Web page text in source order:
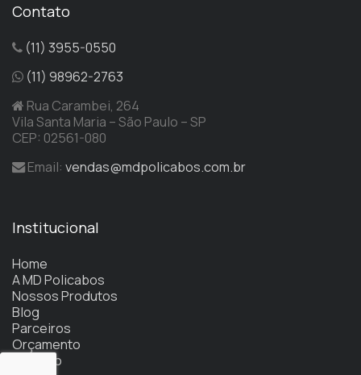
Contato
(11) 3955-0550
(11) 98962-2763
Rua Carambei, 264
Vila Santa Maria – São Paulo – SP
CEP: 02561-080
Email: vendas@mdpolicabos.com.br
Institucional
Home
A MD Policabos
Nossos Produtos
Blog
Parceiros
Orçamento
Contato